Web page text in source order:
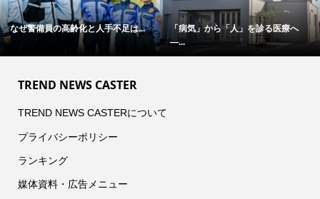
なぜ警備員の高齢化と人手不足は...
「病気」から「人」を診る医療へ
―...
TREND NEWS CASTER
TREND NEWS CASTERについて
プライバシーポリシー
ランキング
媒体資料・広告メニュー